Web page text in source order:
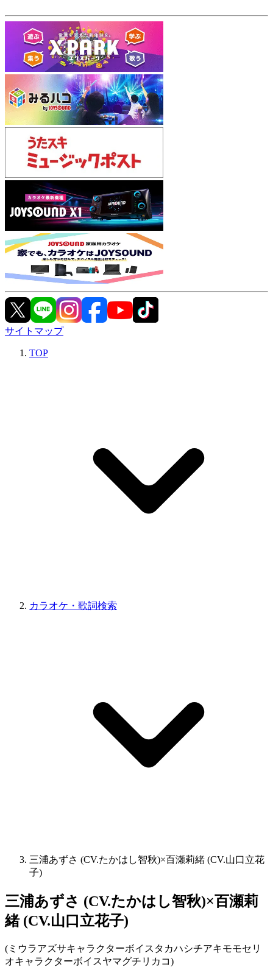
サイトマップ
TOP
カラオケ・歌詞検索
三浦あずさ (CV.たかはし智秋)×百瀬莉緒 (CV.山口立花
子)
三浦あずさ (CV.たかはし智秋)×百瀬莉
緒 (CV.山口立花子)
( ミウラアズサキャラクターボイスタカハシチアキモモセリ
オキャラクターボイスヤマグチリカコ)